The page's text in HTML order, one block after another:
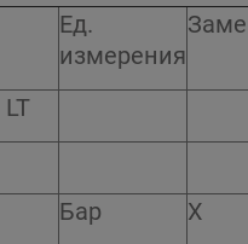
Ед.
измерения
LT
Бар
X